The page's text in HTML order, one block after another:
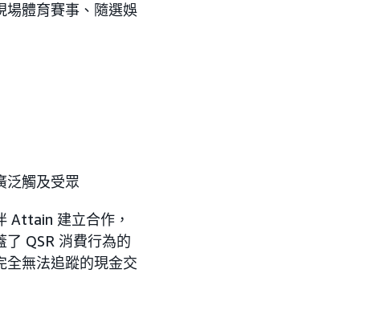
場體育賽事、隨選娛
泛觸及受眾
Attain 建立合作，
QSR 消費行為的
全無法追蹤的現金交